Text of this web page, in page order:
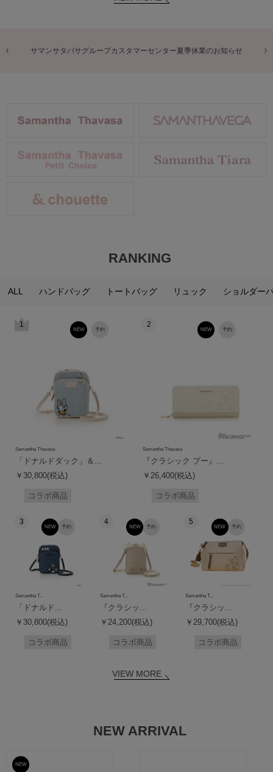
商品に関するお詫びとお知らせ
RANKING
ALL ハンドバッグ トートバッグ リュック ショルダー
1
予約
NEW
Samantha Thavasa
「ドナルドダック」＆...
￥30,800(税込)
コラボ商品
2
予約
NEW
Samantha Thavasa
『クラシック プー』...
￥26,400(税込)
コラボ商品
3
予約
NEW
Samantha T...
「ドナルド...
￥30,800(税込)
コラボ商品
4
予約
NEW
Samantha T...
『クラシッ...
￥24,200(税込)
コラボ商品
5
予約
NEW
Samantha T...
『クラシッ...
￥29,700(税込)
コラボ商品
VIEW MORE
NEW ARRIVAL
予約
NEW